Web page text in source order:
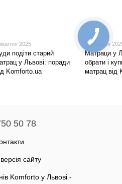
2025
подіти старий
у Львові: поради
Komforto.ua
9 вересня
Матраци у
обрати і
матрац від
50 78
сайту
Komforto у Львові -